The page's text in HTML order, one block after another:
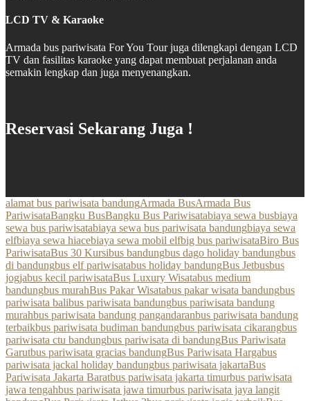
LCD TV & Karaoke
Armada bus pariwisata For You Tour juga dilengkapi dengan LCD
TV dan fasilitas karaoke yang dapat membuat perjalanan anda
semakin lengkap dan juga menyenangkan.
Reservasi Sekarang Juga !
alamat bus pariwisata bandungArmada BusArmada Bus
PariwisataBangku BusBangku Bus Pariwisatabiaya sewa busbiaya
sewa bus pariwisatabiaya sewa bus pariwisata bandungbiaya sewa
elfbiaya sewa hiacebiaya sewa mobil elfbig bus pariwisataBiro Bus
PariwisataBus 30 Kursibus bandungbus dago holiday bandungbus
di bandungbus elf pariwisatabus holiday bandungBus Jetbusbus
jogjabus kecil pariwisataBus Luxury Wisatabus medium
bandungbus murahBus Pakar Wisatabus pakar wisata bandungbus
pariwisata balibus pariwisata bandungbus pariwisata bandung
murahbus pariwisata bandung pangandaranbus pariwisata bandung
terbaikbus pariwisata budiman bandungbus pariwisata cikarangbus
pariwisata ctu bandungbus pariwisata di bandungBus Pariwisata
Garutbus pariwisata gracias bandungBus Pariwisata Hargabus
pariwisata jackal holiday bandungbus pariwisata jakartaBus
Pariwisata Jakarta Baratbus pariwisata jakarta timurbus pariwisata
jawa tengahbus pariwisata jawa timurbus pariwisata jaya langit